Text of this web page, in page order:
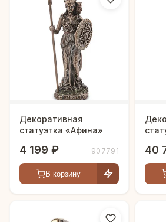
Декоративная
статуэтка «Афина»
4 199 ₽ 907791
В корзину
40